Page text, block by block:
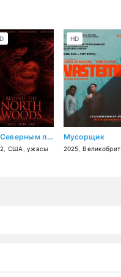
За Северным лесом
США ,ужасы
Мусорщик
2025 ,Великобритания
HD